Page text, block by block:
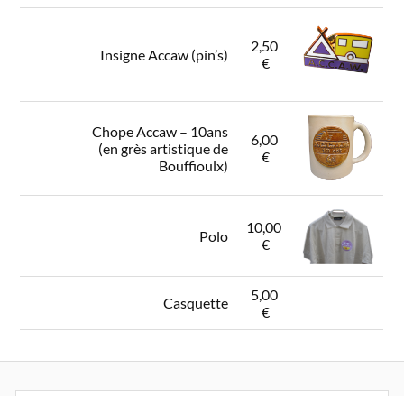
Insigne Accaw (pin’s)
2,50
€
Chope Accaw – 10ans
(en grès artistique de
Bouffioulx)
6,00
€
Polo
10,00
€
Casquette
5,00
€